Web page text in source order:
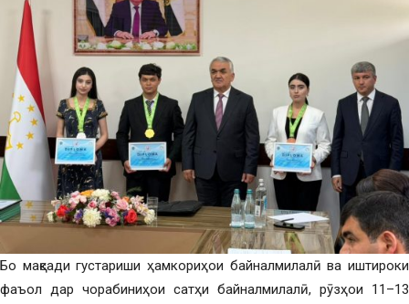
Бо мақсади густариши ҳамкориҳои байналмилалӣ ва иштироки
фаъол дар чорабиниҳои сатҳи байналмилалӣ, рӯзҳои 11–13